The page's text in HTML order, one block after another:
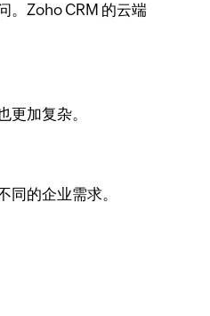
。Zoho CRM 的云端
加复杂。
的企业需求。